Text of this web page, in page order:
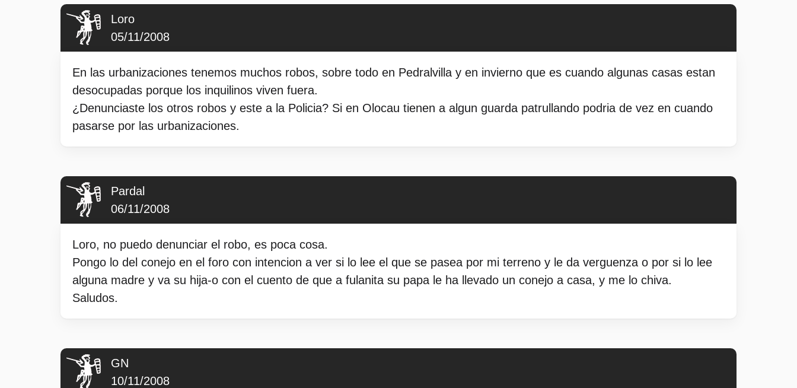
Loro
05/11/2008
En las urbanizaciones tenemos muchos robos, sobre todo en Pedralvilla y en invierno que es cuando algunas casas estan
desocupadas porque los inquilinos viven fuera.
¿Denunciaste los otros robos y este a la Policia? Si en Olocau tienen a algun guarda patrullando podria de vez en cuando
pasarse por las urbanizaciones.
Pardal
06/11/2008
Loro, no puedo denunciar el robo, es poca cosa.
Pongo lo del conejo en el foro con intencion a ver si lo lee el que se pasea por mi terreno y le da verguenza o por si lo lee
alguna madre y va su hija-o con el cuento de que a fulanita su papa le ha llevado un conejo a casa, y me lo chiva.
Saludos.
GN
10/11/2008